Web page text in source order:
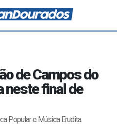
de Campos do
neste final de
Popular e Música Erudita.